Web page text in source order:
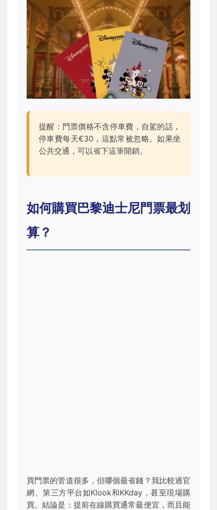
提醒：門票價格不含停車費，自駕的話，
停車費每天€30，這點常被忽略。如果坐
公共交通，可以省下這筆開銷。
如何購買巴黎迪士尼門票最划
算？
買門票的管道很多，但哪個最省錢？我比較過官
網、第三方平台如Klook和KKday，甚至現場購
買。結論是：提前在線購買通常最便宜，而且能